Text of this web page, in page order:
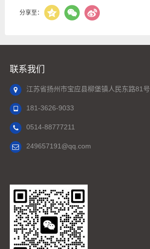
分享至：
联系我们
江苏省扬州市宝应县柳堡镇人民东路81号
181-3626-9033
0514-88777211
249657191@qq.com